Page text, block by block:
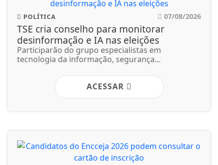
POLÍTICA 07/08/2026
TSE cria conselho para monitorar
desinformação e IA nas eleições
Participarão do grupo especialistas em
tecnologia da informação, segurança...
ACESSAR